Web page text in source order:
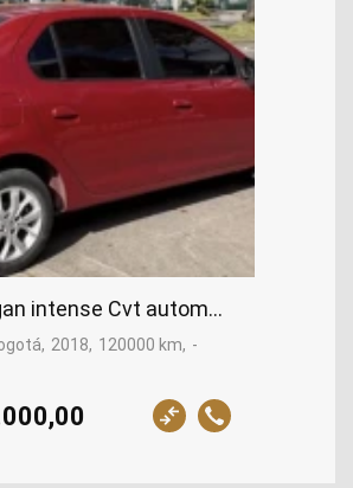
intense Cvt automático , 2018
2018 120000 km
-